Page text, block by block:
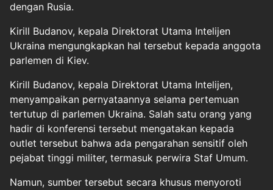
dengan Rusia.
Kirill Budanov, kepala Direktorat Utama Intelijen
Ukraina mengungkapkan hal tersebut kepada anggota
parlemen di Kiev.
Kirill Budanov, kepala Direktorat Utama Intelijen,
menyampaikan pernyataannya selama pertemuan
tertutup di parlemen Ukraina. Salah satu orang yang
hadir di konferensi tersebut mengatakan kepada
outlet tersebut bahwa ada pengarahan sensitif oleh
pejabat tinggi militer, termasuk perwira Staf Umum.
Namun, sumber tersebut secara khusus menyoroti